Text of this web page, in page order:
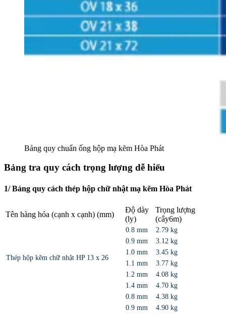
Bảng quy chuẩn ống hộp mạ kẽm Hòa Phát
Bảng tra quy cách trọng lượng dễ hiểu
1/ Bảng quy cách thép hộp chữ nhật mạ kẽm Hòa Phát
Tên hàng hóa (cạnh x cạnh) (mm)
Độ dày
(ly)
Trọng lượng
(cây6m)
Thép hộp kẽm chữ nhật HP 13 x 26
0.8 mm
2.79 kg
0.9 mm
3.12 kg
1.0 mm
3.45 kg
1.1 mm
3.77 kg
1.2 mm
4.08 kg
1.4 mm
4.70 kg
0.8 mm
4.38 kg
0.9 mm
4.90 kg